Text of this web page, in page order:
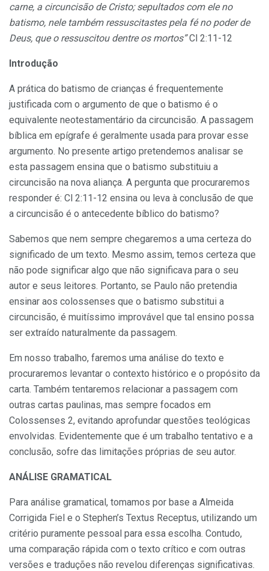
carne, a circuncisão de Cristo; sepultados com ele no
batismo, nele também ressuscitastes pela fé no poder de
Deus, que o ressuscitou dentre os mortos”Cl 2:11-12
Introdução
A prática do batismo de crianças é frequentemente
justificada com o argumento de que o batismo é o
equivalente neotestamentário da circuncisão. A passagem
bíblica em epígrafe é geralmente usada para provar esse
argumento. No presente artigo pretendemos analisar se
esta passagem ensina que o batismo substituiu a
circuncisão na nova aliança. A pergunta que procuraremos
responder é: Cl 2:11-12 ensina ou leva à conclusão de que
a circuncisão é o antecedente bíblico do batismo?
Sabemos que nem sempre chegaremos a uma certeza do
significado de um texto. Mesmo assim, temos certeza que
não pode significar algo que não significava para o seu
autor e seus leitores. Portanto, se Paulo não pretendia
ensinar aos colossenses que o batismo substitui a
circuncisão, é muitíssimo improvável que tal ensino possa
ser extraído naturalmente da passagem.
Em nosso trabalho, faremos uma análise do texto e
procuraremos levantar o contexto histórico e o propósito da
carta. Também tentaremos relacionar a passagem com
outras cartas paulinas, mas sempre focados em
Colossenses 2, evitando aprofundar questões teológicas
envolvidas. Evidentemente que é um trabalho tentativo e a
conclusão, sofre das limitações próprias de seu autor.
ANÁLISE GRAMATICAL
Para análise gramatical, tomamos por base a Almeida
Corrigida Fiel e o Stephen’s Textus Receptus, utilizando um
critério puramente pessoal para essa escolha. Contudo,
uma comparação rápida com o texto crítico e com outras
versões e traduções não revelou diferenças significativas.